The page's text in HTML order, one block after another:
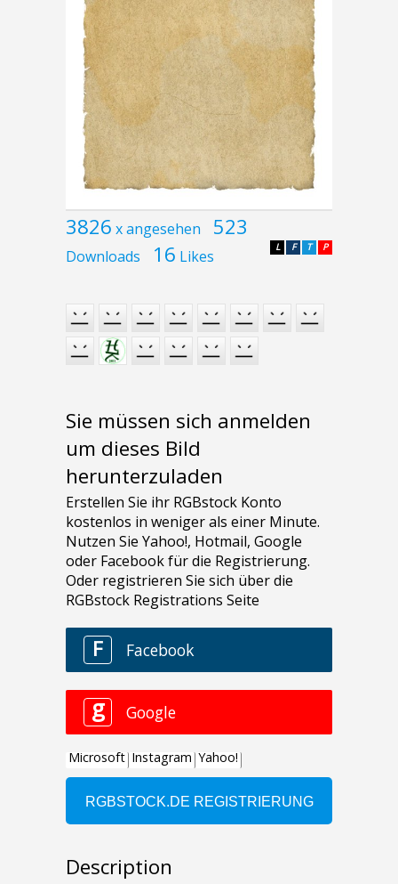
3826 x angesehen 523
Downloads 16 Likes P
T
F
L
Sie müssen sich anmelden
um dieses Bild
herunterzuladen
Description